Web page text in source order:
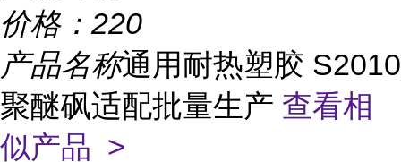
价格： 220
产品名称通用耐热塑胶 S2010
聚醚砜适配批量生产 查看相
似产品 >